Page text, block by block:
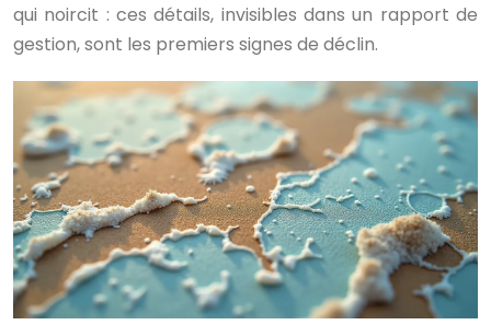
qui noircit : ces détails, invisibles dans un rapport de
gestion, sont les premiers signes de déclin.